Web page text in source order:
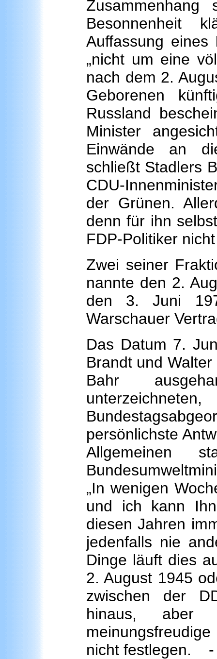
Besonnenheit
Auffassung eines
„nicht um eine
nach dem 2.
Geborenen
Russland
Minister
Einwände an
schließt Stadlers
CDU-
der Grünen.
denn für ihn
FDP-Politiker
Zwei seiner
nannte den 2.
den 3. Juni
Warschauer
Das Datum 7.
Brandt und
Bahr
persönlichste
Allgemeinen
„In wenigen
und ich kann
diesen Jahren
jedenfalls nie
Dinge läuft dies
2. August 1945
zwischen der
hinaus,
nicht festlegen.